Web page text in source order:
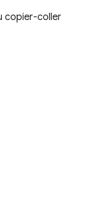
copier-coller